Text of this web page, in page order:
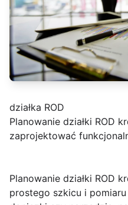
działka ROD
Planowanie działki ROD
zaprojektować
Planowanie działki ROD
prostego szkicu i